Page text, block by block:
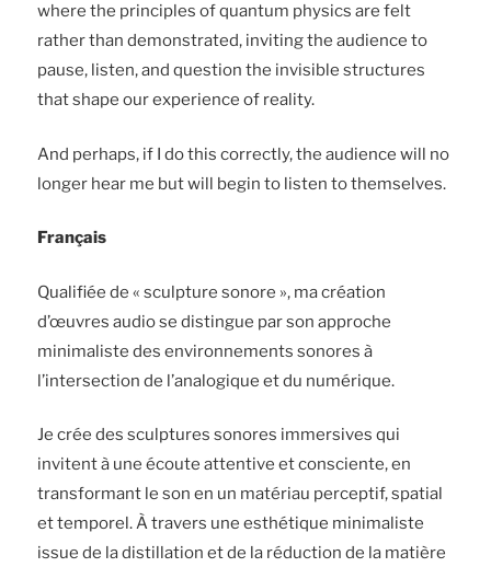
where the principles of quantum physics are felt
rather than demonstrated, inviting the audience to
pause, listen, and question the invisible structures
that shape our experience of reality.
And perhaps, if I do this correctly, the audience will no
longer hear me but will begin to listen to themselves.
Français
Qualifiée de « sculpture sonore », ma création
d’œuvres audio se distingue par son approche
minimaliste des environnements sonores à
l’intersection de l’analogique et du numérique.
Je crée des sculptures sonores immersives qui
invitent à une écoute attentive et consciente, en
transformant le son en un matériau perceptif, spatial
et temporel. À travers une esthétique minimaliste
issue de la distillation et de la réduction de la matière